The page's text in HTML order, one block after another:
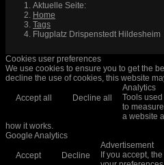
Aktuelle Seite:
Home
Tags
Flugplatz Drispenstedt Hildesheim
Cookies user preferences
We use cookies to ensure you to get the
decline the use of cookies, this website
Accept all Decline all
Analytics
Tools
to
a website
how it works.
Google Analytics
Accept Decline
Advertisement
If you accept,